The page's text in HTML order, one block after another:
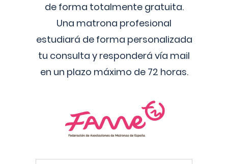
de forma totalmente gratuita.
Una matrona profesional
estudiará de forma personalizada
tu consulta y responderá vía mail
en un plazo máximo de 72 horas.